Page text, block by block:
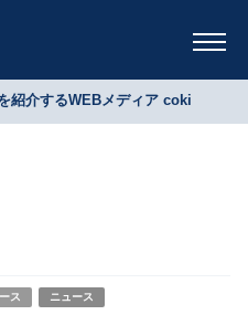
紹介するWEBメディア coki
ス ニュース